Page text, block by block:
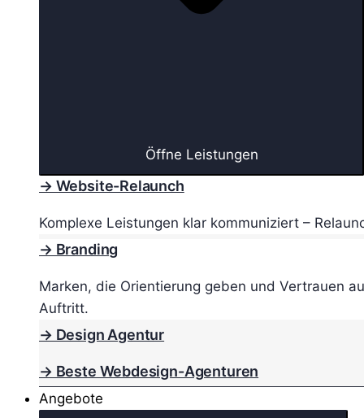
Öffne Leistungen
→ Website-Relaunch
Komplexe Leistungen klar kommuniziert –
→ Branding
Marken, die Orientierung geben und Vertrauen
Auftritt.
→ Design Agentur
→ Beste Webdesign-Agenturen
Angebote